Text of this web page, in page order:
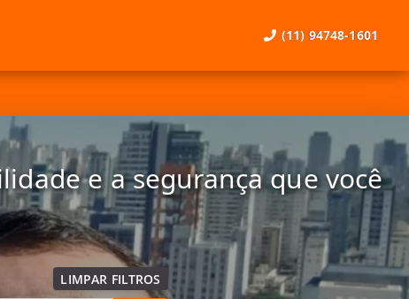
(11) 94748-1601
e a segurança que você
LIMPAR FILTROS